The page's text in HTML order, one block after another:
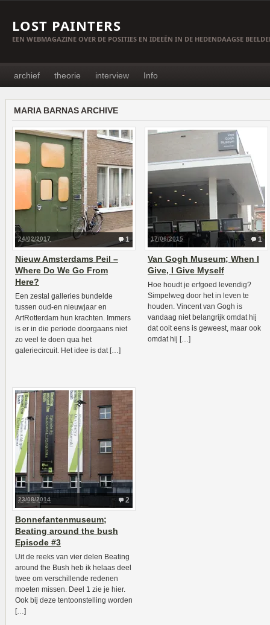
LOST PAINTERS
EEN WEBMAGAZINE OVER DE POSITIES EN IDEEËN IN DE HEDENDAAGSE
archief theorie interview Info
MARIA BARNAS ARCHIVE
1
24/02/2017
Nieuw Amsterdams Peil –
Where Do We Go From
Here?
Een zestal galleries bundelde
tussen oud-en nieuwjaar en
ArtRotterdam hun krachten. Immers
is er in die periode doorgaans niet
zo veel te doen qua het
galeriecircuit. Het idee is dat […]
1
17/06/2015
Van Gogh Museum; When I
Give, I Give Myself
Hoe houdt je erfgoed levendig?
Simpelweg door het in leven te
houden. Vincent van Gogh is
vandaag niet belangrijk omdat hij
dat ooit eens is geweest, maar ook
omdat hij […]
2
23/08/2014
Bonnefantenmuseum;
Beating around the bush
Episode #3
Uit de reeks van vier delen Beating
around the Bush heb ik helaas deel
twee om verschillende redenen
moeten missen. Deel 1 zie je hier.
Ook bij deze tentoonstelling worden
[…]